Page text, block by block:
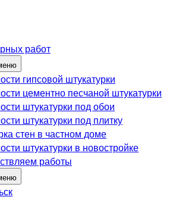
работ
гипсовой штукатурки
цементно песчаной штукатурки
штукатурки под обои
штукатурки под плитку
стен в частном доме
штукатурки в новостройке
работы